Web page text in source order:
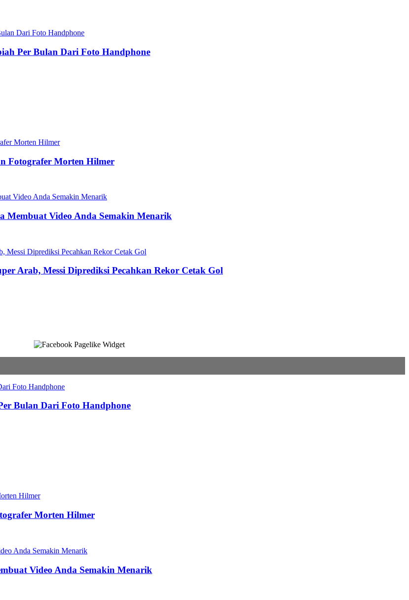
Per Bulan Dari Foto Handphone
Fotografer Morten Hilmer
Membuat Video Anda Semakin Menarik
Arab, Messi Diprediksi Pecahkan Rekor Cetak Gol
Bulan Dari Foto Handphone
Morten Hilmer
Video Anda Semakin Menarik